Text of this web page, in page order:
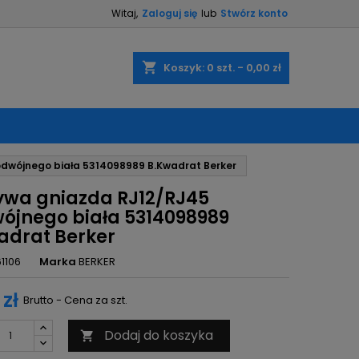
Witaj, Zaloguj się lub Stwórz konto
shopping_cart Koszyk: 0 szt. - 0,00 zł
biała 5314098989 B.Kwadrat Berker
gniazda RJ12/RJ45
biała 5314098989
Berker
Marka BERKER
Brutto - Cena za szt.
 Dodaj do koszyka